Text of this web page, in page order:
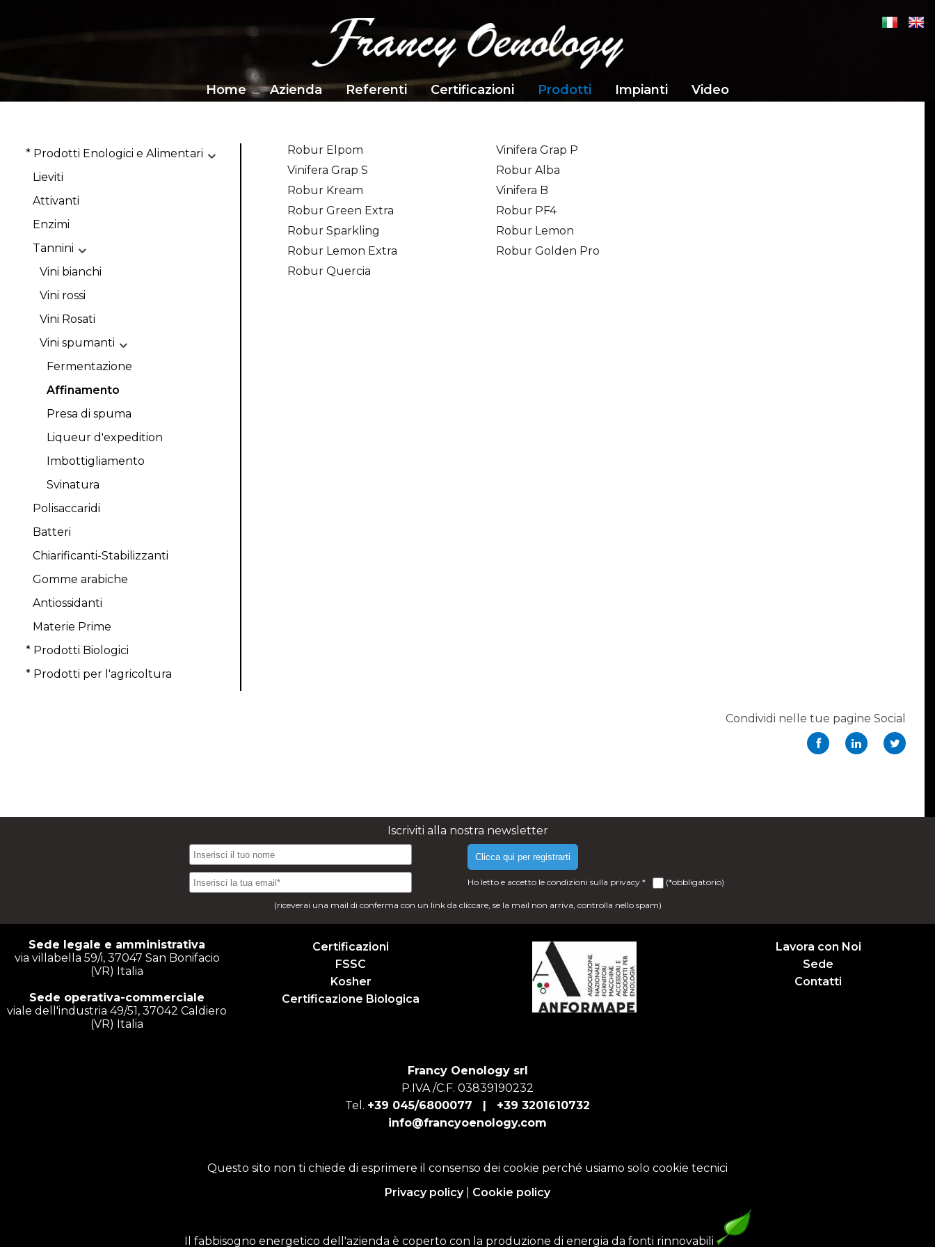
Home Azienda Referenti Certificazioni Prodotti Impianti Video
* Prodotti Enologici e Alimentari
Lieviti
Attivanti
Enzimi
Tannini
Vini bianchi
Vini rossi
Vini Rosati
Vini spumanti
Fermentazione
Affinamento
Presa di spuma
Liqueur d'expedition
Imbottigliamento
Svinatura
Polisaccaridi
Batteri
Chiarificanti-Stabilizzanti
Gomme arabiche
Antiossidanti
Materie Prime
* Prodotti Biologici
* Prodotti per l'agricoltura
Robur Elpom
Vinifera Grap P
Vinifera Grap S
Robur Alba
Robur Kream
Vinifera B
Robur Green Extra
Robur PF4
Robur Sparkling
Robur Lemon
Robur Lemon Extra
Robur Golden Pro
Robur Quercia
Condividi nelle tue pagine Social
Iscriviti alla nostra newsletter
Clicca qui per registrarti
Ho letto e accetto le condizioni sulla privacy * (*obbligatorio)
(riceverai una mail di conferma con un link da cliccare, se la mail non arriva, controlla nello spam)
Sede legale e amministrativa
via villabella 59/i, 37047 San Bonifacio
(VR) Italia
Sede operativa-commerciale
viale dell'industria 49/51, 37042 Caldiero
(VR) Italia
Certificazioni
FSSC
Kosher
Certificazione Biologica
Lavora con Noi
Sede
Contatti
Francy Oenology srl
P.IVA /C.F. 03839190232
Tel. +39 045/6800077 | +39 3201610732
info@francyoenology.com
Questo sito non ti chiede di esprimere il consenso dei cookie perché usiamo solo cookie tecnici
Privacy policy| Cookie policy
Il fabbisogno energetico dell'azienda è coperto con la produzione di energia da fonti rinnovabili